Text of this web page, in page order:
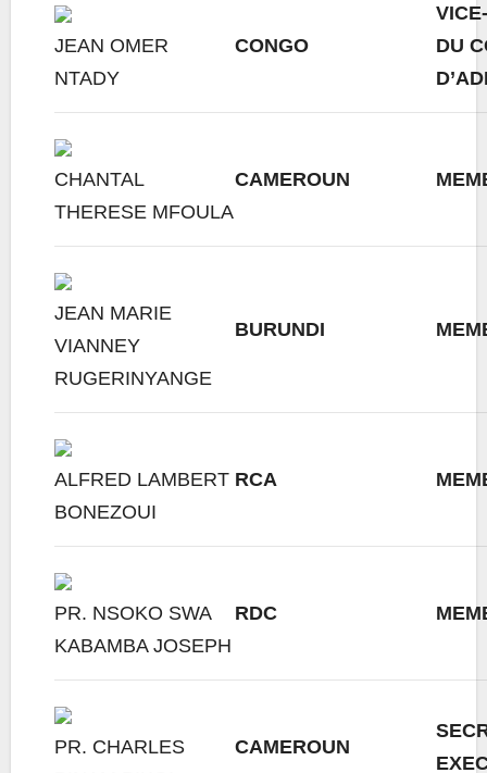
JEAN OMER
NTADY
CONGO
DU
CHANTAL
THERESE MFOULA
CAMEROUN
JEAN MARIE
VIANNEY
RUGERINYANGE
BURUNDI
ALFRED LAMBERT
BONEZOUI
RCA
PR. NSOKO SWA
KABAMBA JOSEPH
RDC
PR. CHARLES
CAMEROUN